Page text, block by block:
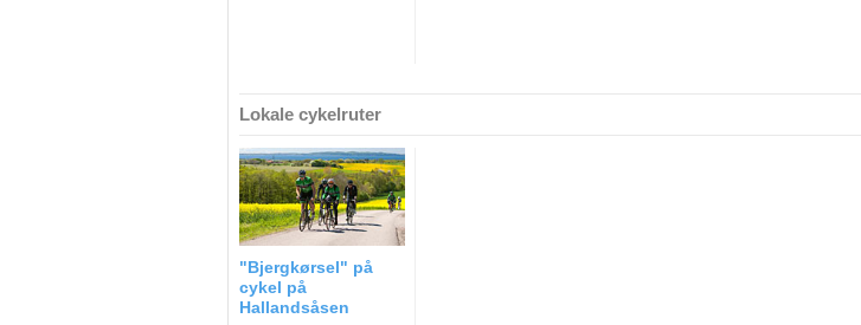
Lokale cykelruter
"Bjergkørsel" på
cykel på
Hallandsåsen